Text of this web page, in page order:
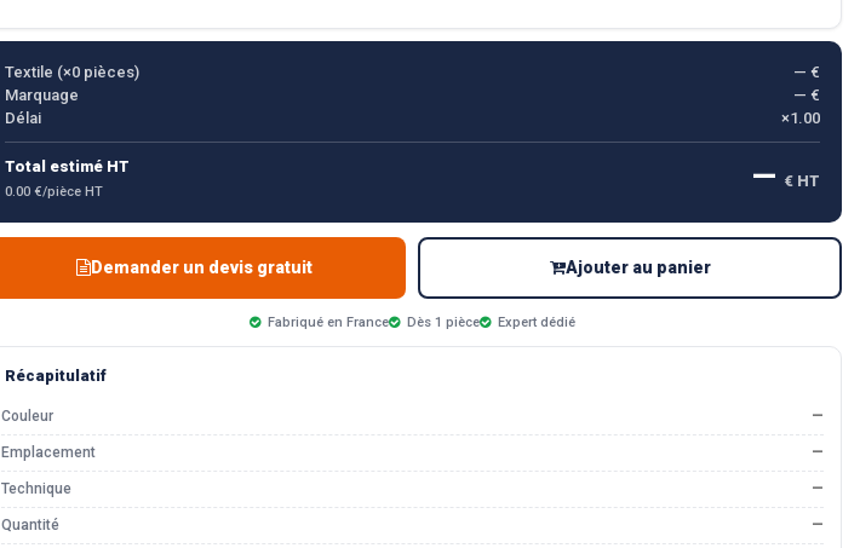
Textile (×0pièces)
— €
Marquage
— €
Délai
×1.00
Total estimé HT
0.00 €/pièce HT — € HT
Demander un devis gratuit Ajouter au panier
Fabriqué en France Dès 1 pièce Expert dédié
Récapitulatif
Couleur —
Emplacement —
Technique —
Quantité —